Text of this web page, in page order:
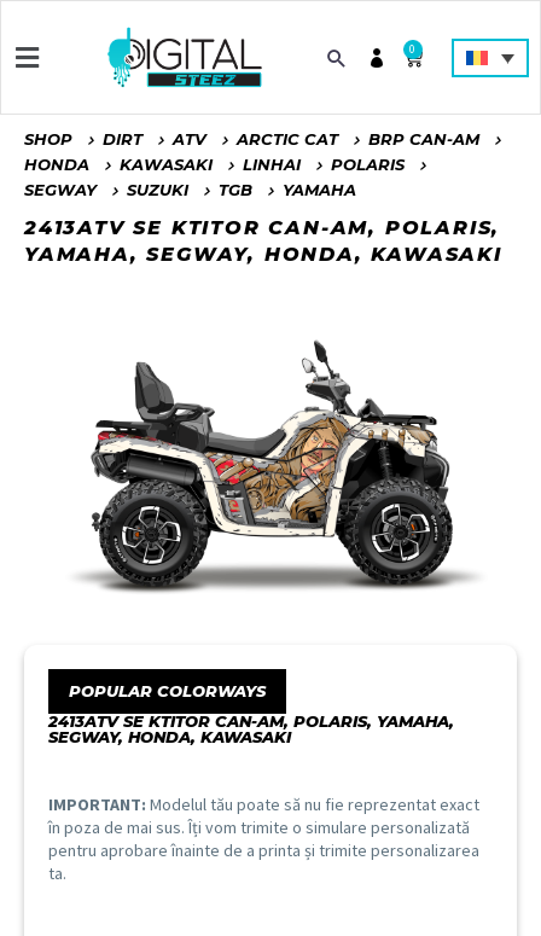
0
SHOP DIRT ATV ARCTIC CAT
BRP CAN-AM
HONDA
KAWASAKI LINHAI
POLARIS
SEGWAY
SUZUKI TGB YAMAHA
2413ATV SE KTITOR CAN-AM, POLARIS,
YAMAHA, SEGWAY, HONDA, KAWASAKI
POPULAR COLORWAYS
2413ATV SE KTITOR CAN-AM, POLARIS, YAMAHA,
SEGWAY, HONDA, KAWASAKI
IMPORTANT: Modelul tău poate să nu fie reprezentat exact
în poza de mai sus. Îți vom trimite o simulare personalizată
pentru aprobare înainte de a printa și trimite personalizarea
ta.